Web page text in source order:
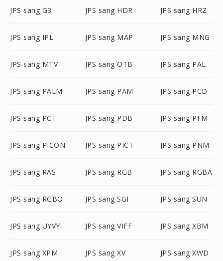
JPS sang G3 JPS sang HDR JPS sang HRZ
JPS sang IPL JPS sang MAP JPS sang MNG
JPS sang MTV JPS sang OTB JPS sang PAL
JPS sang PALM JPS sang PAM JPS sang PCD
JPS sang PCT JPS sang PDB JPS sang PFM
JPS sang PICON JPS sang PICT JPS sang PNM
JPS sang RAS JPS sang RGB JPS sang RGBA
JPS sang RGBO JPS sang SGI JPS sang SUN
JPS sang UYVY JPS sang VIFF JPS sang XBM
JPS sang XPM JPS sang XV JPS sang XWD